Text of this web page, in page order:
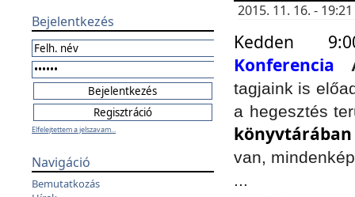
Bejelentkezés
Elfelejtettem a jelszavam...
Navigáció
Bemutatkozás
2015. 11. 16. -
Kedden
Konferencia
tagjaink is
a hegesztés
könyvtárában
van,
...